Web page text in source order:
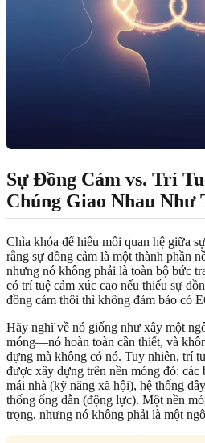
Sự Đồng Cảm vs. Trí
Chúng Giao Nhau Như
Chìa khóa để hiểu mối quan hệ giữa
rằng sự đồng cảm là một thành phần
nhưng nó không phải là toàn bộ bức
có trí tuệ cảm xúc cao nếu thiếu sự
đồng cảm thôi thì không đảm bảo có
Hãy nghĩ về nó giống như xây một
móng—nó hoàn toàn cần thiết, và
dựng mà không có nó. Tuy nhiên, trí
được xây dựng trên nền móng đó:
mái nhà (kỹ năng xã hội), hệ thống
thống ống dẫn (động lực). Một nền
trọng, nhưng nó không phải là một